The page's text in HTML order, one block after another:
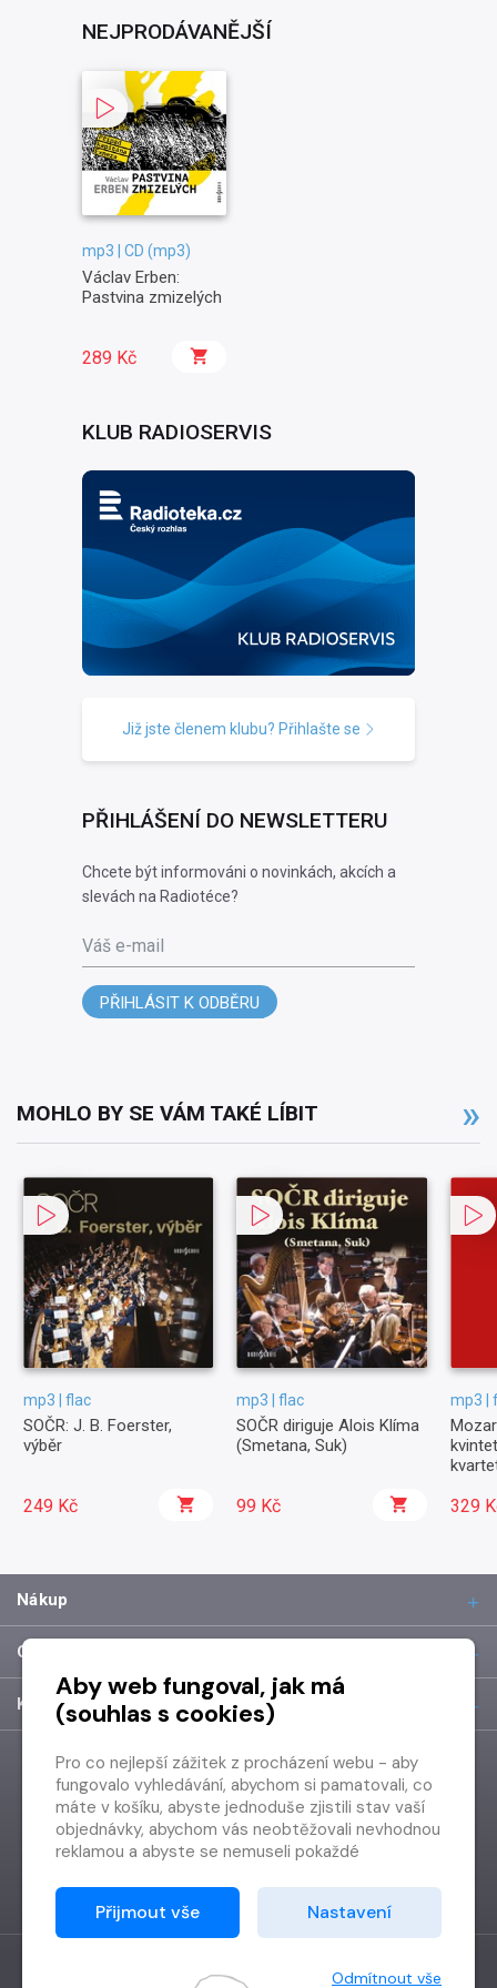
NEJPRODÁVANĚJŠÍ
mp3 | CD (mp3)
Václav Erben:
Pastvina zmizelých
289 Kč
KLUB RADIOSERVIS
Již jste členem klubu? Přihlašte se
PŘIHLÁŠENÍ DO NEWSLETTERU
Chcete být informováni o novinkách, akcích a
slevách na Radiotéce?
Váš e-mail
PŘIHLÁSIT K ODBĚRU
MOHLO BY SE VÁM TAKÉ LÍBIT
mp3 | flac
SOČR: J. B. Foerster,
výběr
249 Kč
mp3 | flac
SOČR diriguje Alois Klíma
(Smetana, Suk)
99 Kč
mp3 |
329
Nákup
O společnosti
Kontakt
Aby web fungoval, jak má
(souhlas s cookies)
Pro co nejlepší zážitek z procházení webu - aby
fungovalo vyhledávání, abychom si pamatovali, co
máte v košíku, abyste jednoduše zjistili stav vaší
objednávky, abychom vás neobtěžovali nevhodnou
reklamou a abyste se nemuseli pokaždé
Proto od vás potřebujeme souhlas se
zpracováním souborů cookies
Děkujeme, že nám ho dáte a pomůžete nám tak
Přijmout vše Nastavení
Odmítnout vše